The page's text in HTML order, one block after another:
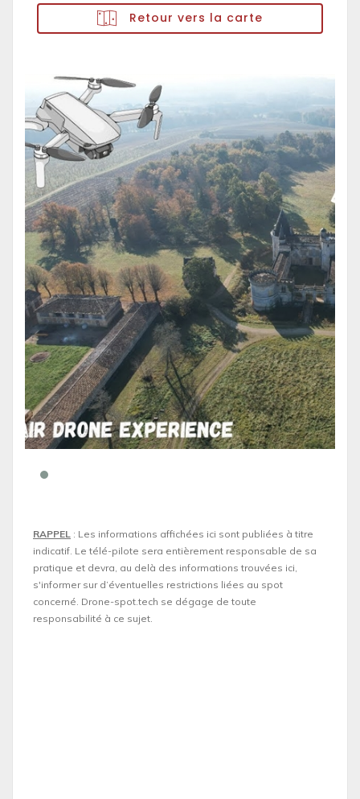
Retour vers la carte
RAPPEL : Les informations affichées ici sont publiées à titre
indicatif. Le télé-pilote sera entièrement responsable de sa
pratique et devra, au delà des informations trouvées ici,
s'informer sur d’éventuelles restrictions liées au spot
concerné. Drone-spot.tech se dégage de toute
responsabilité à ce sujet.